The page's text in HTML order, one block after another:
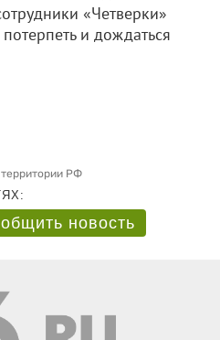
«Четверки»
и дождаться
РФ
новость